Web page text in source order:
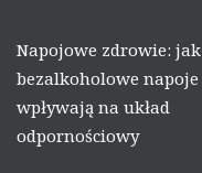
Napojowe zdrowie: jak
bezalkoholowe napoje
wpływają na układ
odpornościowy